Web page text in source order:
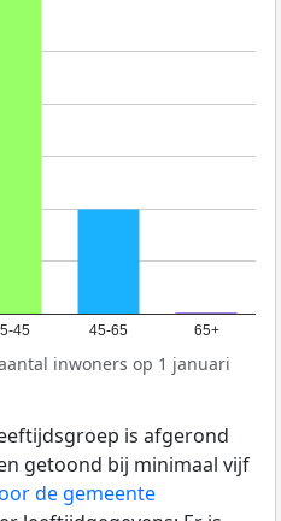
45 45-65 65+
inwoners op 1 januari
is afgerond
getoond bij minimaal vijf
de gemeente